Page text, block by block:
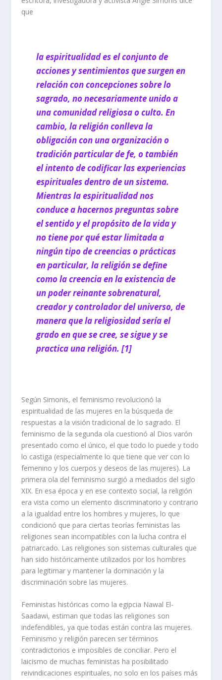
que
la espiritualidad es el conjunto de
acciones y sentimientos que surgen en
relación con concepciones sobre lo
sagrado, no necesariamente unido a
una comunidad religiosa o culto. En
cambio, la religión conlleva la
obligación con una organización o
tradición particular de fe, o también
el intento de codificar las experiencias
espirituales dentro de un sistema.
Mientras la espiritualidad nos
conduce a hacernos preguntas sobre
el sentido y el propósito de la vida y
no tiene por qué estar limitada a
ningún tipo de creencias o prácticas
en particular, la religión se define
como la creencia en la existencia de
un poder reinante sobrenatural,
creador y controlador del universo, de
manera que la religiosidad sería el
grado en que se cree, se sigue y se
practica una religión. [1]
Según Simonis, el feminismo revolucionó la
espiritualidad de las mujeres en la búsqueda de
respuestas a la visión tradicional de lo sagrado. El
feminismo de la segunda ola cuestionó al Dios varón
presentado como el único, el que todo lo puede y todo
lo castiga (especialmente lo que tiene que ver con lo
femenino y los cuerpos y deseos de las mujeres). La
primera ola del feminismo surgió a mediados del siglo
XIX. En esa época y en ese contexto social, la religión
era vista como un elemento discriminatorio y contrario
a la igualdad entre los hombres y mujeres, lo que
condicionó que para ciertas teorías feministas las
religiones sean incompatibles con la lucha contra el
patriarcado. Las religiones son sistemas culturales que
han sido históricamente utilizados por los hombres
para legitimar y mantener la dominación y la
discriminación sobre las mujeres.
Feministas históricas como la egipcia Nawal El-
Saadawi, estiman que todas las religiones son
indefendibles, ya que todas están contra las mujeres.
Feminismo y religión parecen ser términos
contradictorios e imposibles de conciliar. Pero el
laicismo de muchas feministas ha posibilitado
reivindicaciones espirituales, no solo en los países más